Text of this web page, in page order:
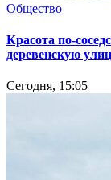
Общество
Красота по-
деревенскую
Сегодня, 15:05